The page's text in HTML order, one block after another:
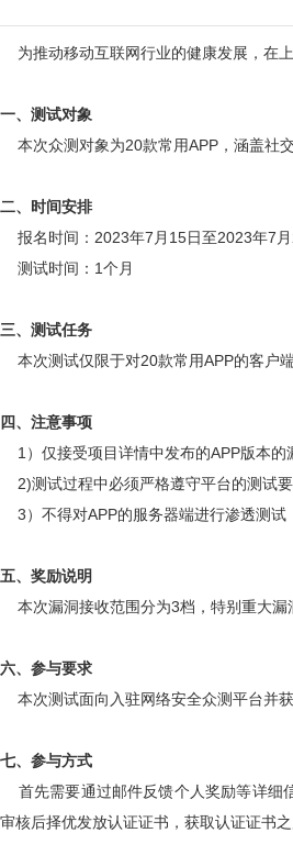
为推动移动互联网行业的健康发展，在
一、测试对象
本次众测对象为20款常用APP，涵盖社
二、时间安排
报名时间：2023年7月15日至2023年7月
测试时间：1个月
三、测试任务
本次测试仅限于对20款常用APP的客户端
四、注意事项
1）仅接受项目详情中发布的APP版本的
2)测试过程中必须严格遵守平台的测试
3）不得对APP的服务器端进行渗透测试
五、奖励说明
本次漏洞接收范围分为3档，特别重大漏
六、参与要求
本次测试面向入驻网络安全众测平台并
七、参与方式
首先需要通过邮件反馈个人奖励等详细
审核后择优发放认证证书，获取认证证书